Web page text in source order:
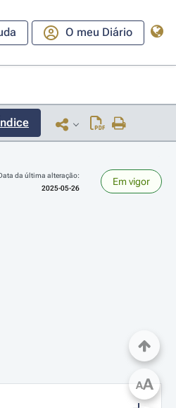
O meu Diário
pelos meses; Use cmd ou ctrl +
da última alteração:
2025-05-26
Em vigor
AA